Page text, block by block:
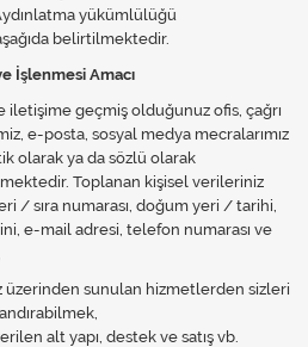
yükümlülüğü
belirtilmektedir.
İşlenmesi Amacı
iletişime geçmiş olduğunuz ofis, çağrı
e-posta, sosyal medya mecralarımız
olarak ya da sözlü olarak
Toplanan kişisel verileriniz
/ sıra numarası, doğum yeri / tarihi,
e-mail adresi, telefon numarası ve
sunulan hizmetlerden sizleri
alt yapı, destek ve satış vb.